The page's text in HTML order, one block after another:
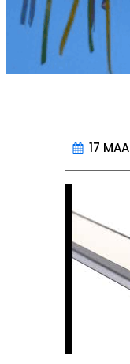
17